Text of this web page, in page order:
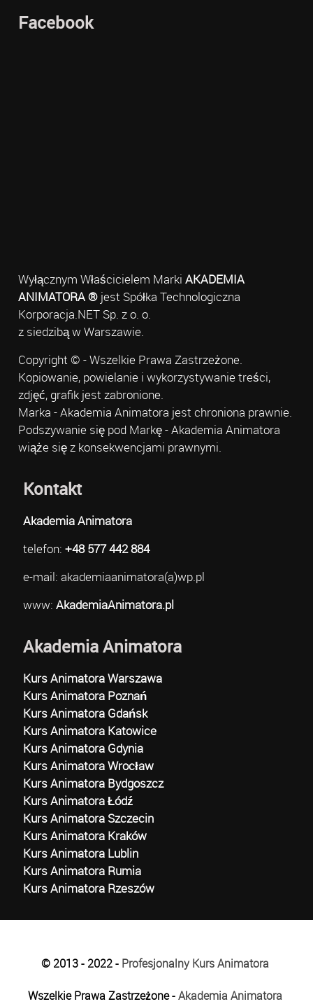
Facebook
Wyłącznym Właścicielem Marki AKADEMIA
ANIMATORA ®jest Spółka Technologiczna
Korporacja.NET Sp. z o. o.
z siedzibą w Warszawie.
Copyright © - Wszelkie Prawa Zastrzeżone.
Kopiowanie, powielanie i wykorzystywanie treści,
zdjęć, grafik jest zabronione.
Marka - Akademia Animatora jest chroniona prawnie.
Podszywanie się pod Markę - Akademia Animatora
wiąże się z konsekwencjami prawnymi.
Kontakt
Akademia Animatora
telefon: +48 577 442 884
e-mail: akademiaanimatora(a)wp.pl
www: AkademiaAnimatora.pl
Akademia Animatora
Kurs Animatora Warszawa
Kurs Animatora Poznań
Kurs Animatora Gdańsk
Kurs Animatora Katowice
Kurs Animatora Gdynia
Kurs Animatora Wrocław
Kurs Animatora Bydgoszcz
Kurs Animatora Łódź
Kurs Animatora Szczecin
Kurs Animatora Kraków
Kurs Animatora Lublin
Kurs Animatora Rumia
Kurs Animatora Rzeszów
© 2013 - 2022 - Profesjonalny Kurs Animatora
Wszelkie Prawa Zastrzeżone -Akademia Animatora